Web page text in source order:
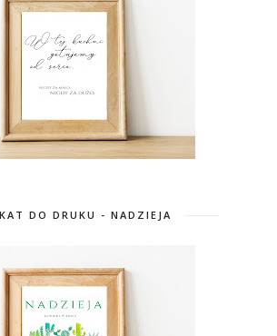
DO DRUKU - NADZIEJA